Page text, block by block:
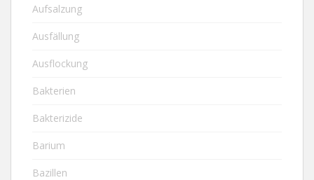
Aufsalzung
Ausfällung
Ausflockung
Bakterien
Bakterizide
Barium
Bazillen